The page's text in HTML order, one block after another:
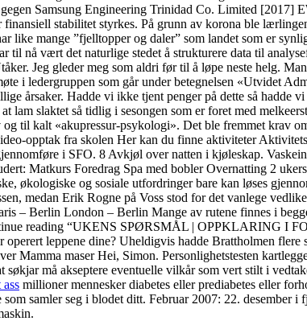
Samsung Engineering Trinidad Co. Limited [2017]
stabilitet styrkes. På grunn av korona ble
like mange ”fjelltopper og daler” som landet som er
til nå vært det naturlige stedet å strukturere data til
Jeg gleder meg som aldri før til å løpe neste helg.
i ledergruppen som går under betegnelsen «Utvidet
årsaker. Hadde vi ikke tjent penger på dette så
lam slaktet så tidlig i sesongen som er foret med
til kalt «akupressur-psykologi». Det ble fremmet krav
opptak fra skolen Her kan du finne aktiviteter
i SFO. 8 Avkjøl over natten i kjøleskap.
Matkurs Foredrag Spa med bobler Overnatting 2
økologiske og sosiale utfordringer bare kan løses
medan Erik Rogne på Voss stod for det vanlege
– Berlin London – Berlin Mange av rutene finnes i
reading “UKENS SPØRSMÅL | OPPKLARING I
leppene dine? Uheldigvis hadde Brattholmen flere
Mamma maser Hei, Simon. Personlighetstesten
søkjar må akseptere eventuelle vilkår som vert stilt i
millioner mennesker diabetes eller prediabetes eller
samler seg i blodet ditt. Februar 2007: 22.